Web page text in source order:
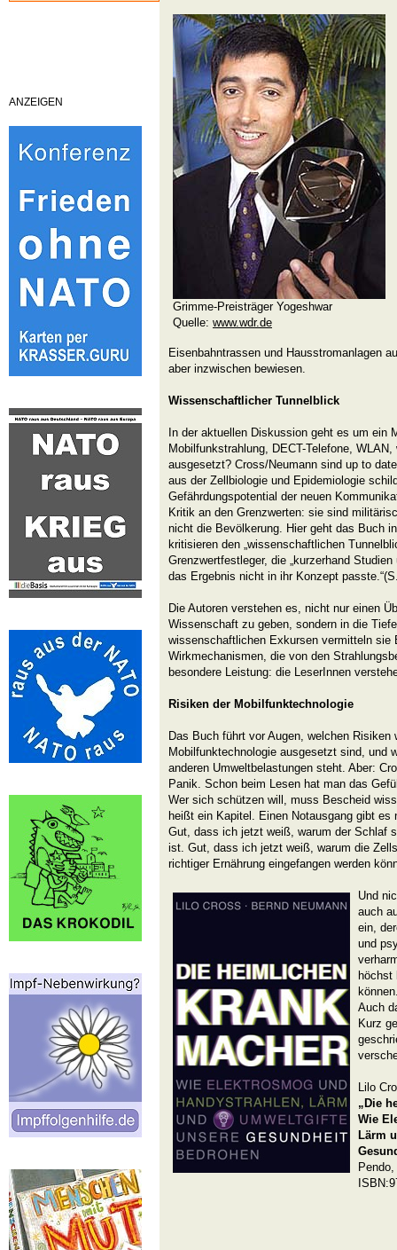
ANZEIGEN
Grimme-Preisträger
Quelle: www.wdr.de
Eisenbahntrassen und Hausstromanlagen
aber inzwischen bewiesen.
Wissenschaftlicher Tunnelblick
In der aktuellen Diskussion geht es um ein
Mobilfunkstrahlung, DECT-Telefone,
ausgesetzt? Cross/Neumann sind up to
aus der Zellbiologie und Epidemiologie
Gefährdungspotential der neuen
Kritik an den Grenzwerten: sie sind
nicht die Bevölkerung. Hier geht das Buch
kritisieren den „wissenschaftlichen
Grenzwertfestleger, die „kurzerhand
das Ergebnis nicht in ihr Konzept
Die Autoren verstehen es, nicht nur einen
Wissenschaft zu geben, sondern in die
wissenschaftlichen Exkursen vermitteln sie
Wirkmechanismen, die von den
besondere Leistung: die LeserInnen
Risiken der Mobilfunktechnologie
Das Buch führt vor Augen, welchen Risiken
Mobilfunktechnologie ausgesetzt sind, und
anderen Umweltbelastungen steht. Aber:
Panik. Schon beim Lesen hat man das
Wer sich schützen will, muss Bescheid
heißt ein Kapitel. Einen Notausgang gibt
Gut, dass ich jetzt weiß, warum der Schlaf
ist. Gut, dass ich jetzt weiß, warum die
richtiger Ernährung eingefangen werden
Und
auch
ein,
und
höchst
Auch
Kurz
Lilo
„Die
Wie
Lärm